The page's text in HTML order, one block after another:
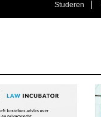
Studeren